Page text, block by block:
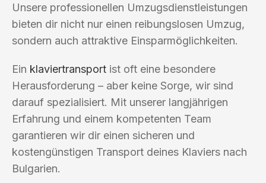
Unsere professionellen Umzugsdienstleistungen
bieten dir nicht nur einen reibungslosen Umzug,
sondern auch attraktive Einsparmöglichkeiten.
Ein klaviertransport ist oft eine besondere
Herausforderung – aber keine Sorge, wir sind
darauf spezialisiert. Mit unserer langjährigen
Erfahrung und einem kompetenten Team
garantieren wir dir einen sicheren und
kostengünstigen Transport deines Klaviers nach
Bulgarien.